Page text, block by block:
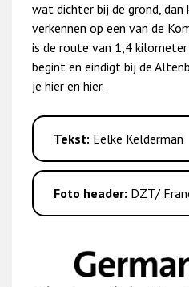
wat dichter bij de grond, dan
verkennen op een van de
is de route van 1,4 kilometer
begint en eindigt bij de
je hier en hier.
Tekst: Eelke Kelderman
Foto header: DZT/